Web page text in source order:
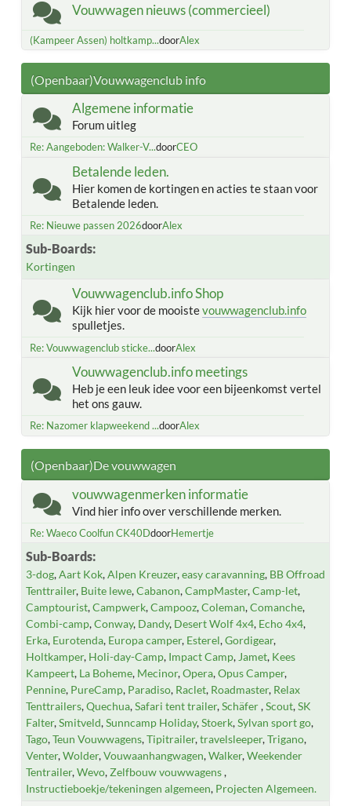
Vouwwagen nieuws (commercieel)
(Kampeer Assen) holtkamp...doorAlex
(Openbaar)Vouwwagenclub info
Algemene informatie
Forum uitleg
Re: Aangeboden: Walker-V...doorCEO
Betalende leden.
Hier komen de kortingen en acties te staan voor
Betalende leden.
Re: Nieuwe passen 2026doorAlex
Sub-Boards
Kortingen
Vouwwagenclub.info Shop
Kijk hier voor de mooistevouwwagenclub.info
spulletjes.
Re: Vouwwagenclub sticke...doorAlex
Vouwwagenclub.info meetings
Heb je een leuk idee voor een bijeenkomst vertel
het ons gauw.
Re: Nazomer klapweekend ...doorAlex
(Openbaar)De vouwwagen
vouwwagenmerken informatie
Vind hier info over verschillende merken.
Re: Waeco Coolfun CK40DdoorHemertje
Sub-Boards
3-dog Aart Kok Alpen Kreuzer easy caravanning BB Offroad
Tenttrailer Buite lewe Cabanon CampMaster Camp-let
Camptourist Campwerk Campooz Coleman Comanche
Combi-camp Conway Dandy Desert Wolf 4x4 Echo 4x4
Erka Eurotenda Europa camper Esterel Gordigear
Holtkamper Holi-day-Camp Impact Camp Jamet Kees
Kampeert La Boheme Mecinor Opera Opus Camper
Pennine PureCamp Paradiso Raclet Roadmaster Relax
Tenttrailers Quechua Safari tent trailer Schäfer Scout SK
Falter Smitveld Sunncamp Holiday Stoerk Sylvan sport go
Tago Teun Vouwwagens Tipitrailer travelsleeper Trigano
Venter Wolder Vouwaanhangwagen Walker Weekender
Tentrailer Wevo Zelfbouw vouwwagens
Instructieboekje/tekeningen algemeen Projecten Algemeen.